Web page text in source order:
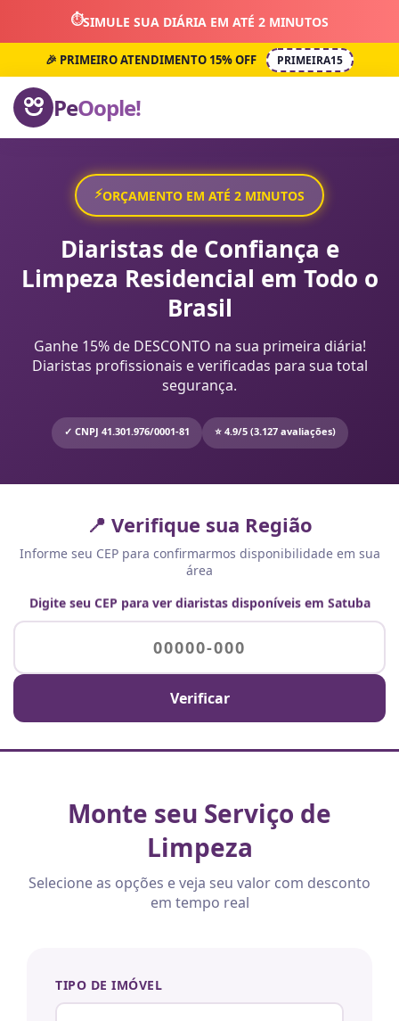
⏱️SIMULE SUA DIÁRIA EM ATÉ 2 MINUTOS
🎉 PRIMEIRO ATENDIMENTO 15% OFF PRIMEIRA15
PeOople!
⚡ORÇAMENTO EM ATÉ 2 MINUTOS
Diaristas de Confiança e
Limpeza Residencial em Todo o
Brasil
Ganhe 15% de DESCONTO na sua primeira diária!
Diaristas profissionais e verificadas para sua total
segurança.
✓ CNPJ 41.301.976/0001-81 ⭐ 4.9/5 (3.127 avaliações)
📍 Verifique sua Região
Informe seu CEP para confirmarmos disponibilidade em sua
área
Digite seu CEP para ver diaristas disponíveis em Satuba
Verificar
Monte seu Serviço de
Limpeza
Selecione as opções e veja seu valor com desconto
em tempo real
TIPO DE IMÓVEL